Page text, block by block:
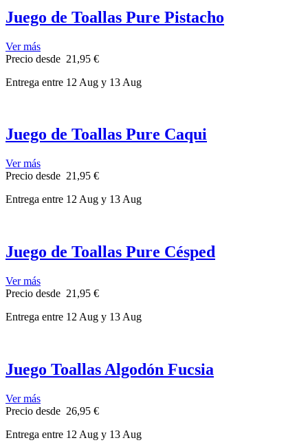
Juego de Toallas Pure Pistacho
Ver más
Precio desde 21,95 €
Entrega entre 12 Aug y 13 Aug
Juego de Toallas Pure Caqui
Ver más
Precio desde 21,95 €
Entrega entre 12 Aug y 13 Aug
Juego de Toallas Pure Césped
Ver más
Precio desde 21,95 €
Entrega entre 12 Aug y 13 Aug
Juego Toallas Algodón Fucsia
Ver más
Precio desde 26,95 €
Entrega entre 12 Aug y 13 Aug